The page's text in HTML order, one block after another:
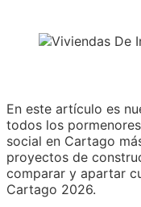
En este artículo es
todos los
social en Cartago
proyectos de
comparar y apartar
Cartago 2026.